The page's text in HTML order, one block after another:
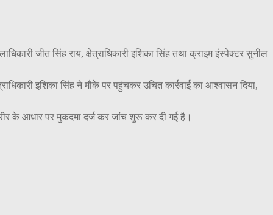
जीत सिंह राय, क्षेत्राधिकारी इशिका सिंह तथा क्राइम इंस्पेक्टर सुनील
इशिका सिंह ने मौके पर पहुंचकर उचित कार्रवाई का आश्वासन दिया,
के आधार पर मुकदमा दर्ज कर जांच शुरू कर दी गई है।